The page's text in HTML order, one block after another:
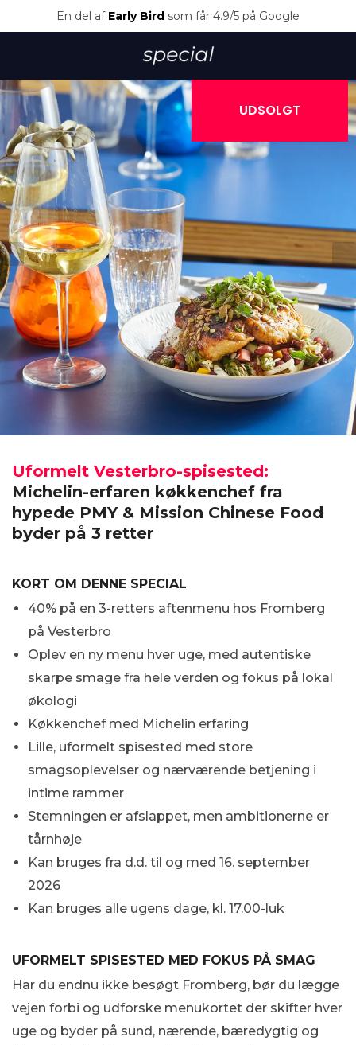
En del af Early Bird som får 4.9/5 på Google
UDSOLGT
Uformelt Vesterbro-spisested:
Michelin-erfaren køkkenchef fra
hypede PMY & Mission Chinese Food
byder på 3 retter
KORT OM DENNE SPECIAL
40% på en 3-retters aftenmenu hos Fromberg
på Vesterbro
Oplev en ny menu hver uge, med autentiske
skarpe smage fra hele verden og fokus på lokal
økologi
Køkkenchef med Michelin erfaring
Lille, uformelt spisested med store
smagsoplevelser og nærværende betjening i
intime rammer
Stemningen er afslappet, men ambitionerne er
tårnhøje
Kan bruges fra d.d. til og med 16. september
2026
Kan bruges alle ugens dage, kl. 17.00-luk
UFORMELT SPISESTED MED FOKUS PÅ SMAG
Har du endnu ikke besøgt Fromberg, bør du lægge
vejen forbi og udforske menukortet der skifter hver
uge og byder på sund, nærende, bæredygtig og